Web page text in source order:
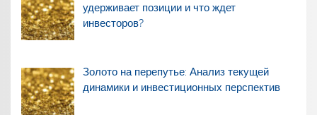
удерживает позиции и что ждет
инвесторов?
Золото на перепутье: Анализ текущей
динамики и инвестиционных перспектив